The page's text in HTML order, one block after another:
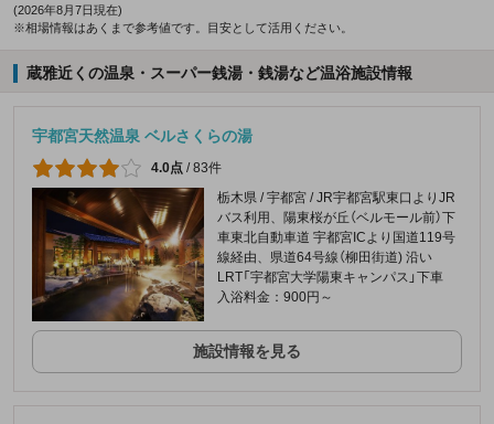
(2026年8月7日現在)
※相場情報はあくまで参考値です。目安として活用ください。
蔵雅近くの温泉・スーパー銭湯・銭湯など温浴施設情報
宇都宮天然温泉 ベルさくらの湯
4.0点 /83件
栃木県 / 宇都宮 / JR宇都宮駅東口よりJR
バス利用、陽東桜が丘（ベルモール前）下
車東北自動車道 宇都宮ICより国道119号
線経由、県道64号線（柳田街道) 沿い
LRT「宇都宮大学陽東キャンパス」下車
入浴料金：900円～
施設情報を見る